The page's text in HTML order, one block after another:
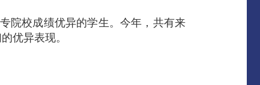
院校成绩优异的学生。今年，共有来
优异表现。